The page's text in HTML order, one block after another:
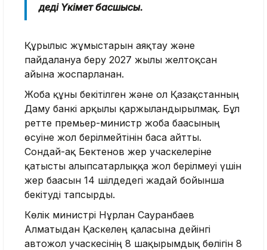
деді Үкімет басшысы.
Құрылыс жұмыстарын аяқтау және
пайдалануға беру 2027 жылғы желтоқсан
айына жоспарланған.
Жоба құны бекітілген және ол Қазақстанның
Даму банкі арқылы қаржыландырылмақ. Бұл
ретте премьер-министр жоба бағасының
өсуіне жол берілмейтінін баса айтты.
Сондай-ақ Бектенов жер учаскелеріне
қатысты алыпсатарлыққа жол берілмеуі үшін
жер бағасын 14 шілдедегі жағдай бойынша
бекітуді тапсырды.
Көлік министрі Нұрлан Сауранбаев
Алматыдан Қаскелең қаласына дейінгі
автожол учаскесінің 8 шақырымдық бөлігін 8